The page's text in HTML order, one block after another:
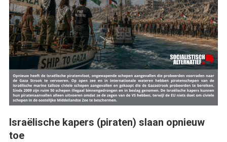
Israëlische kapers (piraten) slaan opnieuw
toe